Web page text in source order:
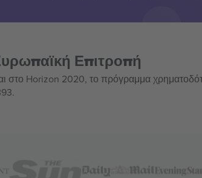
Επιτροπή
στο Horizon 2020, το πρόγραμμα